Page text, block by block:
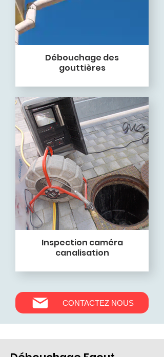
Débouchage des
gouttières
Inspection caméra
canalisation
CONTACTEZ NOUS